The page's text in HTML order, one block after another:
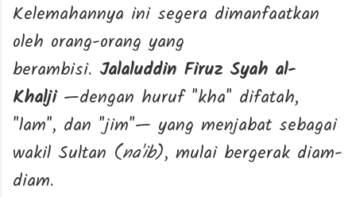
Kelemahannya ini segera dimanfaatkan
oleh orang-orang yang
berambisi. Jalaluddin Firuz Syah al-
Khalji—dengan huruf "kha" difatah,
"lam", dan "jim"— yang menjabat sebagai
wakil Sultan (na'ib), mulai bergerak diam-
diam.